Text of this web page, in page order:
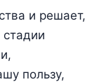
и решает,
пользу,